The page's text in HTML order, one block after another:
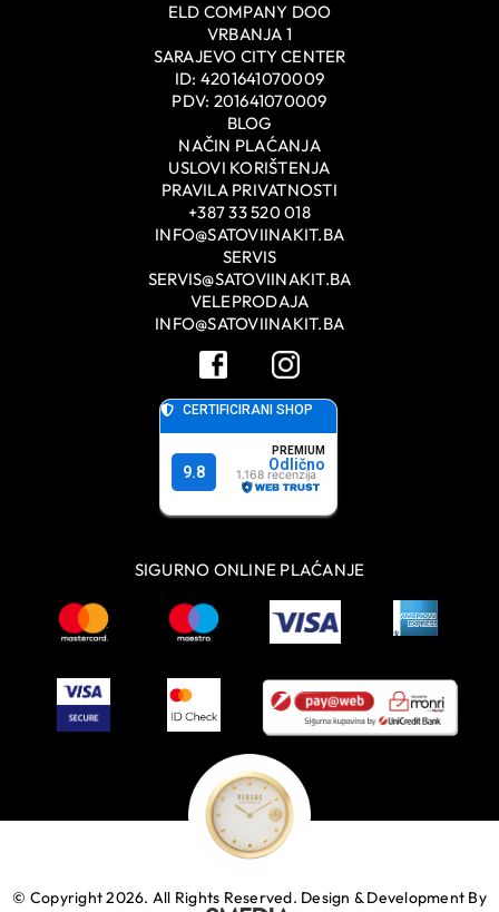
ELD COMPANY DOO
VRBANJA 1
SARAJEVO CITY CENTER
ID: 4201641070009
PDV: 201641070009
BLOG
NAČIN PLAĆANJA
USLOVI KORIŠTENJA
PRAVILA PRIVATNOSTI
+387 33 520 018
INFO@SATOVIINAKIT.BA
SERVIS
SERVIS@SATOVIINAKIT.BA
VELEPRODAJA
INFO@SATOVIINAKIT.BA
SIGURNO ONLINE PLAĆANJE
© Copyright 2026. All Rights Reserved. Design & Development By